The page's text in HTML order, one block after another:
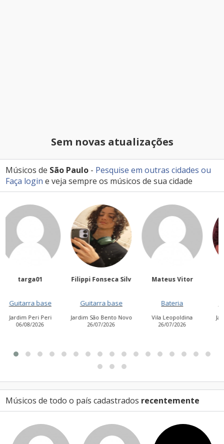
Sem novas atualizações
Músicos de São Paulo - Pesquise em outras cidades ou
Faça login e veja sempre os músicos de sua cidade
Filippi Fonseca Silv
Guitarra base
Jardim São Bento Novo
26/07/2026
Mateus Vitor
Bateria
Vila Leopoldina
26/07/2026
Anailuj Avlis
Vocalista - Baixo
Jardim Aurora (Zona
Leste)
Músicos de todo o país cadastrados recentemente